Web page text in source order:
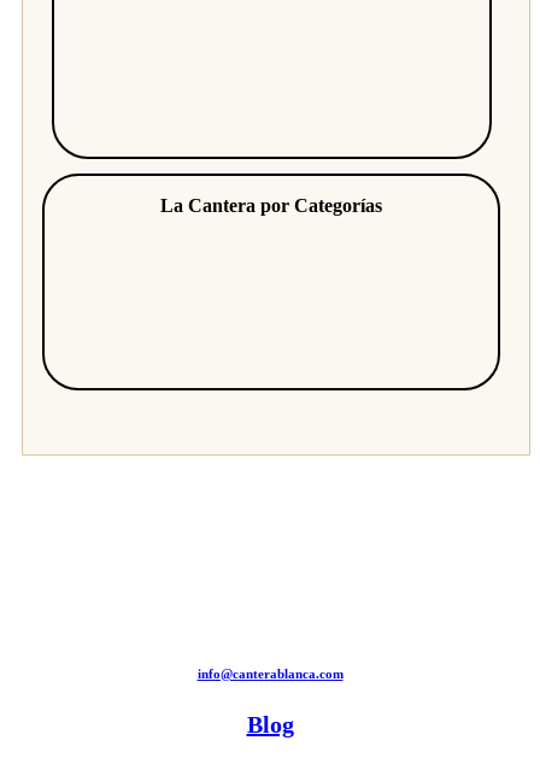
La Cantera por Categorías
info@canterablanca.com
Blog